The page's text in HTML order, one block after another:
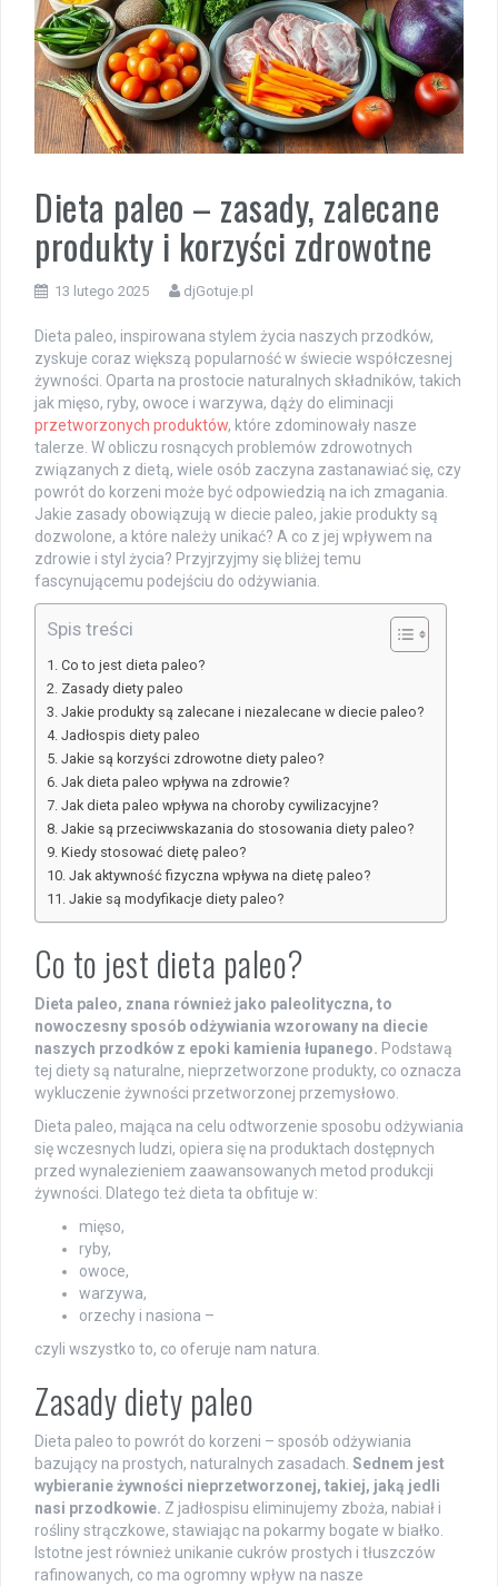
Dieta paleo – zasady, zalecane
produkty i korzyści zdrowotne
13 lutego 2025 djGotuje.pl
Dieta paleo, inspirowana stylem życia naszych przodków,
zyskuje coraz większą popularność w świecie współczesnej
żywności. Oparta na prostocie naturalnych składników, takich
jak mięso, ryby, owoce i warzywa, dąży do eliminacji
przetworzonych produktów, które zdominowały nasze
talerze. W obliczu rosnących problemów zdrowotnych
związanych z dietą, wiele osób zaczyna zastanawiać się, czy
powrót do korzeni może być odpowiedzią na ich zmagania.
Jakie zasady obowiązują w diecie paleo, jakie produkty są
dozwolone, a które należy unikać? A co z jej wpływem na
zdrowie i styl życia? Przyjrzyjmy się bliżej temu
fascynującemu podejściu do odżywiania.
Spis treści
Co to jest dieta paleo?
Zasady diety paleo
Jakie produkty są zalecane i niezalecane w diecie paleo?
Jadłospis diety paleo
Jakie są korzyści zdrowotne diety paleo?
Jak dieta paleo wpływa na zdrowie?
Jak dieta paleo wpływa na choroby cywilizacyjne?
Jakie są przeciwwskazania do stosowania diety paleo?
Kiedy stosować dietę paleo?
Jak aktywność fizyczna wpływa na dietę paleo?
Jakie są modyfikacje diety paleo?
Co to jest dieta paleo?
Dieta paleo, znana również jako paleolityczna, to
nowoczesny sposób odżywiania wzorowany na diecie
naszych przodków z epoki kamienia łupanego. Podstawą
tej diety są naturalne, nieprzetworzone produkty, co oznacza
wykluczenie żywności przetworzonej przemysłowo.
Dieta paleo, mająca na celu odtworzenie sposobu odżywiania
się wczesnych ludzi, opiera się na produktach dostępnych
przed wynalezieniem zaawansowanych metod produkcji
żywności. Dlatego też dieta ta obfituje w:
mięso,
ryby,
owoce,
warzywa,
orzechy i nasiona –
czyli wszystko to, co oferuje nam natura.
Zasady diety paleo
Dieta paleo to powrót do korzeni – sposób odżywiania
bazujący na prostych, naturalnych zasadach. Sednem jest
wybieranie żywności nieprzetworzonej, takiej, jaką jedli
nasi przodkowie. Z jadłospisu eliminujemy zboża, nabiał i
rośliny strączkowe, stawiając na pokarmy bogate w białko.
Istotne jest również unikanie cukrów prostych i tłuszczów
rafinowanych, co ma ogromny wpływ na nasze